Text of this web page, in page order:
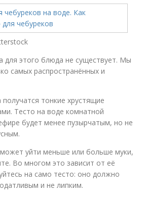
для этого блюда не существует. Мы
самых распространённых и
тонкие хрустящие
Тесто на воде комнатной
будет менее пузырчатым, но не
уйти меньше или больше муки,
Во многом это зависит от её
на само тесто: оно должно
и не липким.